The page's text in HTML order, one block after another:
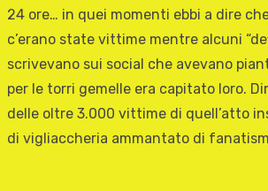
24 ore… in quei momenti ebbi a dire
c’erano state vittime mentre alcuni
scrivevano sui social che avevano
per le torri gemelle era capitato loro.
delle oltre 3.000 vittime di quell’atto
di vigliaccheria ammantato di